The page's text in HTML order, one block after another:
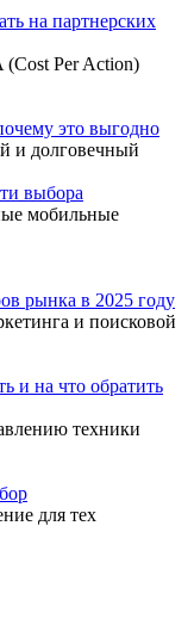
на партнерских
(Cost Per Action)
это выгодно
и долговечный
выбора
мобильные
рынка в 2025 году
и поисковой
и на что обратить
техники
для тех